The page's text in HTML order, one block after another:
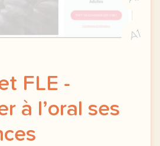
A1
FLE -
à l’oral ses